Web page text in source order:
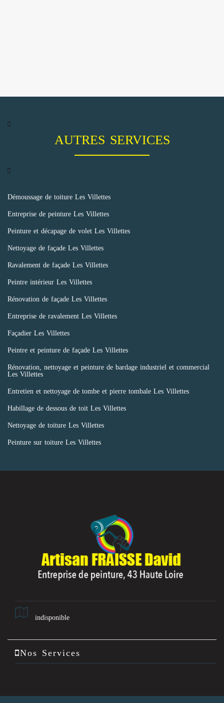
AUTRES SERVICES
Démoussage de toiture Les Villettes
Entreprise de peinture Les Villettes
Peinture et décapage de volet Les Villettes
Nettoyage de façade Les Villettes
Ravalement de façade Les Villettes
Peintre intérieur Les Villettes
Rénovation de façade Les Villettes
Entreprise de ravalement Les Villettes
Façadier Les Villettes
Peintre et peinture de façade Les Villettes
Rénovation, nettoyage et peinture de bardage industriel et commercial
Les Villettes
Entretien et nettoyage de tombe et pierre tombale Les Villettes
Habillage de dessous de toit Les Villettes
Nettoyage de toiture Les Villettes
Peinture sur toiture Les Villettes
indisponible
Nos Services